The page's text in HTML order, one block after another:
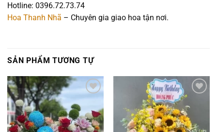
Hotline: 0396.72.73.74
Hoa Thanh Nhã – Chuyên gia giao hoa tận nơi.
SẢN PHẨM TƯƠNG TỰ
Add to
wishlist
wishlist